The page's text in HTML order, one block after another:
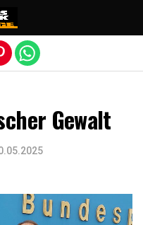
Gewalt
verlassen